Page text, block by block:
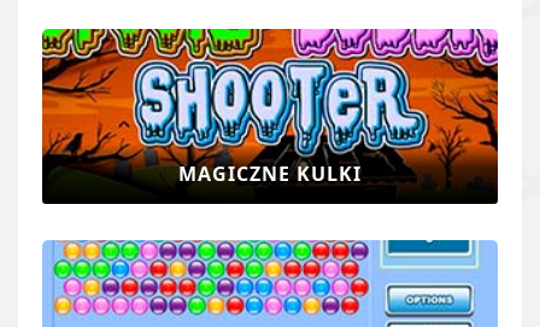
MAGICZNE KULKI